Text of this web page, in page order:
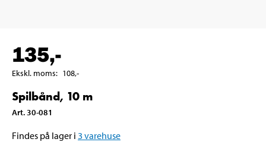
135,-
Ekskl. moms: 108,-
Spilbånd, 10 m
Art. 30-081
Findes på lager i 3 varehuse